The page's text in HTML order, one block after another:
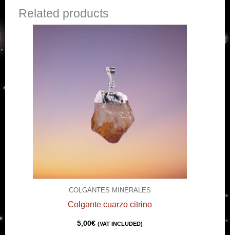
Related products
COLGANTES MINERALES
Colgante cuarzo citrino
5,00€ (VAT INCLUDED)